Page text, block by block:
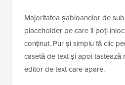
Majoritatea șabloanelor de
placeholder pe care îl poți
conținut. Pur și simplu fă clic
casetă de text și apoi tastează
editor de text care apare.